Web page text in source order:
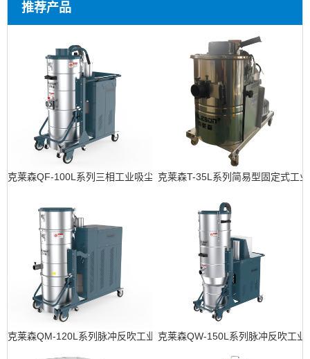
推荐产品
克莱森QF-100L系列三相工业吸尘器克莱森T-35L系列简易型固定式工
克莱森QM-120L系列脉冲反吹工业吸尘器克莱森QW-150L系列脉冲反吹工业